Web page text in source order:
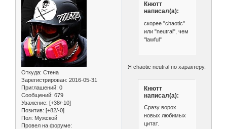
Откуда: Стена
Зарегистрирован: 2016-05-31
Приглашений: 0
Сообщений: 679
Уважение: [+38/-10]
Позитив: [+82/-0]
Пол: Мужской
Провел на форуме:
Кнютт
написал(а):
скорее "chaotic"
или "neutral", чем
"lawful"
Я chaotic neutral по характеру.
Кнютт
написал(а):
Сразу ворох
новых любимых
цитат.